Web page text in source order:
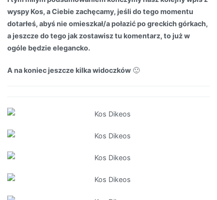
wyspy Kos, a Ciebie zachęcamy, jeśli do tego momentu
dotarłeś, abyś nie omieszkał/a połazić po greckich górkach,
a jeszcze do tego jak zostawisz tu komentarz, to już w
ogóle będzie elegancko.
A na koniec jeszcze kilka widoczków 🙂